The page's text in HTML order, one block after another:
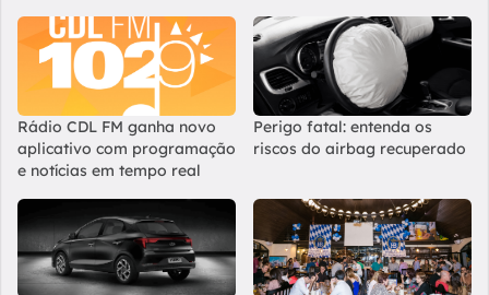
Rádio CDL FM ganha novo
aplicativo com programação
e notícias em tempo real
Perigo fatal: entenda os
riscos do airbag recuperado